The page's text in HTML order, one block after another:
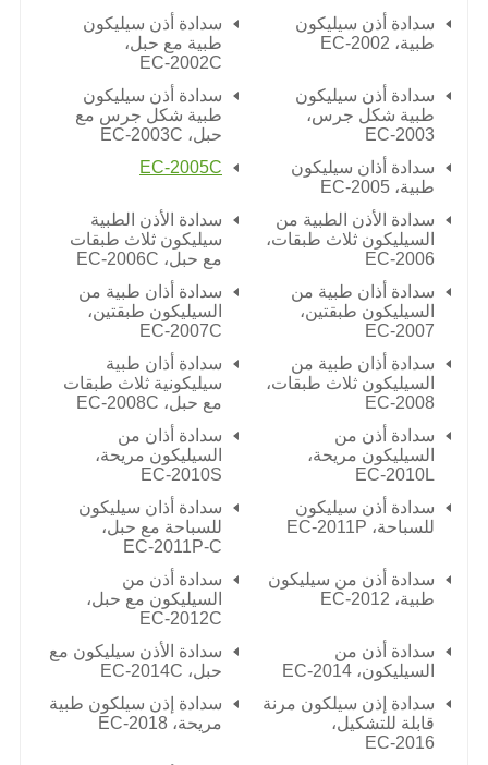
سدادة أذن سيليكون
طبية، EC-2002
سدادة أذن سيليكون
طبية مع حبل،
EC-2002C
سدادة أذن سيليكون
طبية شكل جرس،
EC-2003
سدادة أذن سيليكون
طبية شكل جرس مع
حبل، EC-2003C
سدادة أذان سيليكون
طبية، EC-2005
EC-2005C
سدادة الأذن الطبية من
السيليكون ثلاث طبقات،
EC-2006
سدادة الأذن الطبية
سيليكون ثلاث طبقات
مع حبل، EC-2006C
سدادة أذان طبية من
السيليكون طبقتين،
EC-2007
سدادة أذان طبية من
السيليكون طبقتين،
EC-2007C
سدادة أذان طبية من
السيليكون ثلاث طبقات،
EC-2008
سدادة أذان طبية
سيليكونية ثلاث طبقات
مع حبل، EC-2008C
سدادة أذن من
السيليكون مريحة،
EC-2010L
سدادة أذان من
السيليكون مريحة،
EC-2010S
سدادة أذن سيليكون
للسباحة، EC-2011P
سدادة أذان سيليكون
للسباحة مع حبل،
EC-2011P-C
سدادة أذن من سيليكون
طبية، EC-2012
سدادة أذن من
السيليكون مع حبل،
EC-2012C
سدادة أذن من
السيليكون، EC-2014
سدادة الأذن سيليكون مع
حبل، EC-2014C
سدادة إذن سيلكون مرنة
قابلة للتشكيل،
EC-2016
سدادة إذن سيلكون طبية
مريحة، EC-2018